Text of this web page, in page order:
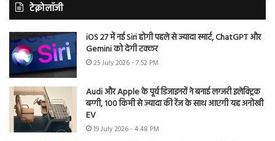
टेक्नोलॉजी
iOS 27 में नई Siri होगी पहले से ज्यादा स्मार्ट, ChatGPT और
Gemini को देगी टक्कर
25 July 2026 - 7:52 PM
Audi और Apple के पूर्व डिजाइनरों ने बनाई लग्जरी इलेक्ट्रिक
बग्गी, 100 किमी से ज्यादा की रेंज के साथ आएगी यह अनोखी
EV
19 July 2026 - 4:48 PM